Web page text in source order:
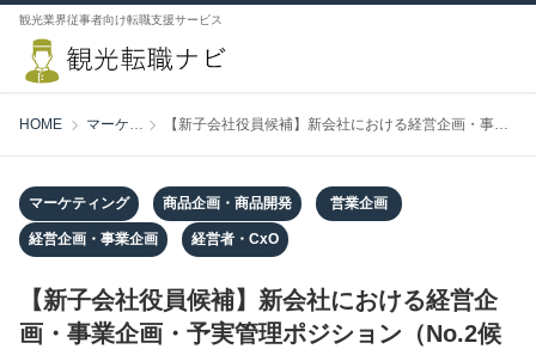
観光業界従事者向け転職支援サービス
HOME マーケティング 【新子会社役員候補】新会社における経営企画・事業企画・予実管理ポジション（No.2候補）
マーケティング 商品企画・商品開発 営業企画
経営企画・事業企画 経営者・CxO
【新子会社役員候補】新会社における経営企
画・事業企画・予実管理ポジション（No.2候